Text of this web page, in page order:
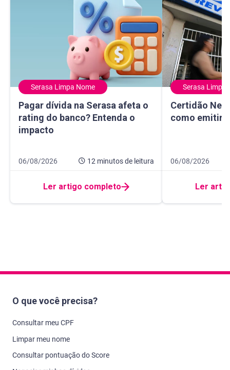
Serasa Limpa Nome
Pagar dívida na Serasa afeta o
rating do banco? Entenda o
impacto
Pagar dívida na Serasa afeta o rating do banco? Entenda
Data de publicação 6 de agosto de 2026
06/08/2026 12 minutosde leitura
12 minutos de leitura
Ler artigo completo
Serasa Limpa
Certidão
como emitir
Certidão
Data de
06/08/2026
8 minutos de
Ler
O que você precisa?
Consultar meu CPF
Limpar meu nome
Consultar pontuação do Score